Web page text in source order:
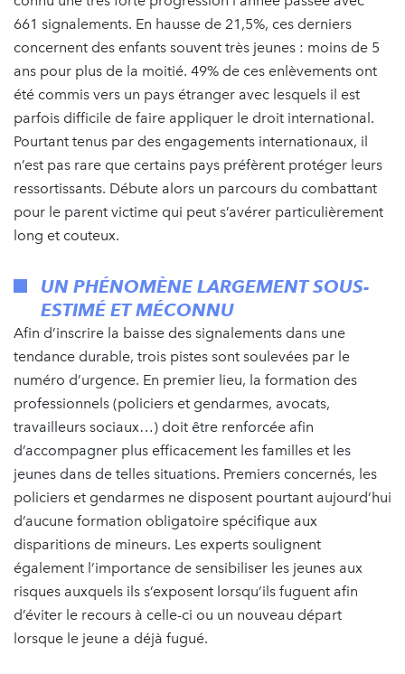
661 signalements. En hausse de 21,5%, ces derniers
concernent des enfants souvent très jeunes : moins de 5
ans pour plus de la moitié. 49% de ces enlèvements ont
été commis vers un pays étranger avec lesquels il est
parfois difficile de faire appliquer le droit international.
Pourtant tenus par des engagements internationaux, il
n’est pas rare que certains pays préfèrent protéger leurs
ressortissants. Débute alors un parcours du combattant
pour le parent victime qui peut s’avérer particulièrement
long et couteux.
UN PHÉNOMÈNE LARGEMENT SOUS-
ESTIMÉ ET MÉCONNU
Afin d’inscrire la baisse des signalements dans une
tendance durable, trois pistes sont soulevées par le
numéro d’urgence. En premier lieu, la formation des
professionnels (policiers et gendarmes, avocats,
travailleurs sociaux…) doit être renforcée afin
d’accompagner plus efficacement les familles et les
jeunes dans de telles situations. Premiers concernés, les
policiers et gendarmes ne disposent pourtant aujourd’hui
d’aucune formation obligatoire spécifique aux
disparitions de mineurs. Les experts soulignent
également l’importance de sensibiliser les jeunes aux
risques auxquels ils s’exposent lorsqu’ils fuguent afin
d’éviter le recours à celle-ci ou un nouveau départ
lorsque le jeune a déjà fugué.